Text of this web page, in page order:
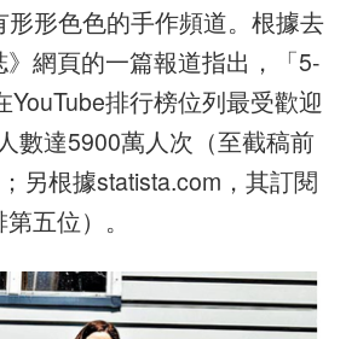
形形色色的手作頻道。根據去
網頁的一篇報道指出，「5-
YouTube排行榜位列最受歡迎
數達5900萬人次（至截稿前
另根據statista.com，其訂閱
五位）。